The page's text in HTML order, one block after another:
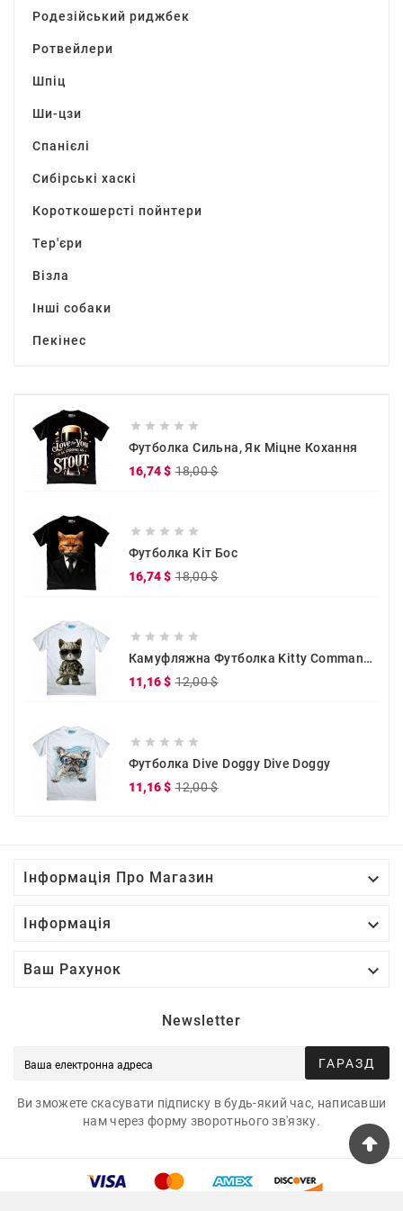
Родезійський риджбек
Ротвейлери
Шпіц
Ши-цзи
Спанієлі
Сибірські хаскі
Короткошерсті пойнтери
Тер'єри
Візла
Інші собаки
Пекінес
    
Футболка Сильна, Як Міцне Кохання
16,74 $ 18,00 $
    
Футболка Кіт Бос
16,74 $ 18,00 $
    
Камуфляжна Футболка Kitty Commander
11,16 $ 12,00 $
    
Футболка Dive Doggy Dive Doggy
11,16 $ 12,00 $
Інформація Про Магазин 
Інформація 
Ваш Рахунок 
Newsletter
ГАРАЗД
Ви зможете скасувати підписку в будь-який час, написавши
нам через форму зворотнього зв'язку.